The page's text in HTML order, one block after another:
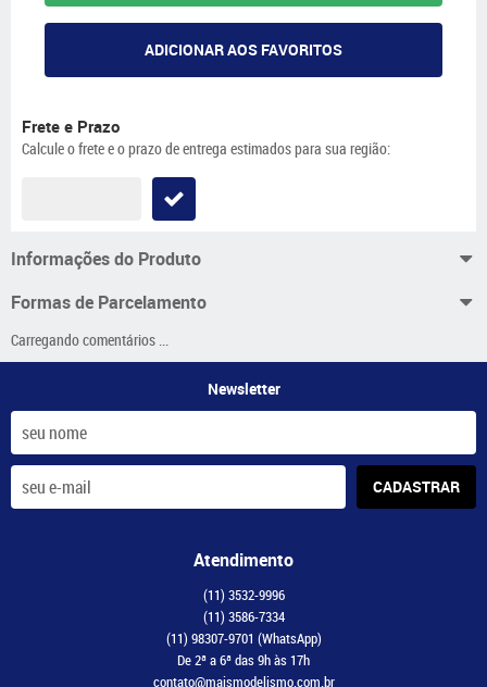
ADICIONAR AOS FAVORITOS
Frete e Prazo
Calcule o frete e o prazo de entrega estimados para sua região:
Informações do Produto
Formas de Parcelamento
Carregando comentários ...
Newsletter
CADASTRAR
Atendimento
(11) 3532-9996
(11) 3586-7334
(11) 98307-9701 (WhatsApp)
De 2ª a 6ª das 9h às 17h
contato@maismodelismo.com.br